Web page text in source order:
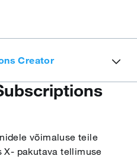
Creator
võimaluse teile
X- pakutava tellimuse